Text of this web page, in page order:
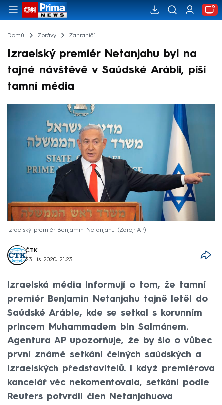
Domů Zprávy Zahraničí
Izraelský premiér Netanjahu byl na
tajné návštěvě v Saúdské Arábii, píší
tamní média
Izraelský premiér Benjamin Netanjahu Zdroj: AP
ČTK
23. lis 2020, 21:23
Izraelská média informují o tom, že tamní
premiér Benjamin Netanjahu tajně letěl do
Saúdské Arábie, kde se setkal s korunním
princem Muhammadem bin Salmánem.
Agentura AP upozorňuje, že by šlo o vůbec
první známé setkání čelných saúdských a
izraelských představitelů. I když premiérova
kancelář věc nekomentovala, setkání podle
Reuters potvrdil člen Netanjahuova